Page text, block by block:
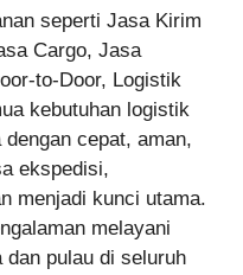
seperti Jasa Kirim
Cargo, Jasa
to-Door, Logistik
kebutuhan logistik
cepat, aman,
ekspedisi,
menjadi kunci utama.
melayani
pulau di seluruh